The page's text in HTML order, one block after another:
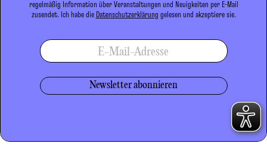
regelmäßig Information über Veranstaltungen und Neuigkeiten per E-Mail
zusendet. Ich habe die Datenschutzerklärung gelesen und akzeptiere sie.
E-Mail-Adresse